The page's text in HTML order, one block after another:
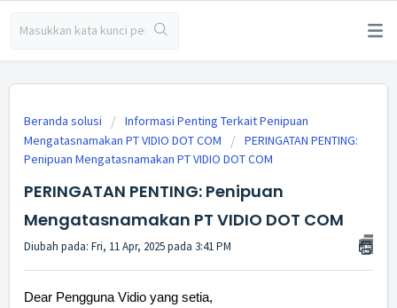
Beranda solusi
Informasi Penting Terkait Penipuan
Mengatasnamakan PT VIDIO DOT COM
PERINGATAN PENTING:
Penipuan Mengatasnamakan PT VIDIO DOT COM
PERINGATAN PENTING: Penipuan
Mengatasnamakan PT VIDIO DOT COM
Diubah pada: Fri, 11 Apr, 2025 pada 3:41 PM
Dear Pengguna Vidio yang setia,